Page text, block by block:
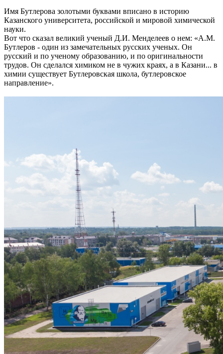
Имя Бутлерова золотыми буквами вписано в историю
Казанского университета, российской и мировой химической
науки.
Вот что сказал великий ученый Д.И. Менделеев о нем: «А.М.
Бутлеров - один из замечательных русских ученых. Он
русский и по ученому образованию, и по оригинальности
трудов. Он сделался химиком не в чужих краях, а в Казани... в
химии существует Бутлеровская школа, бутлеровское
направление».